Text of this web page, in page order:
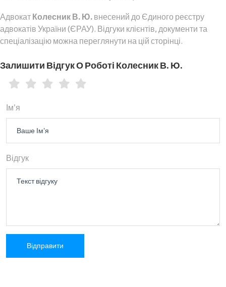
Адвокат Колесник В. Ю. внесений до Єдиного реєстру
адвокатів України (ЄРАУ). Відгуки клієнтів, документи та
спеціалізацію можна переглянути на цій сторінці.
Залишити Відгук О Роботі Колесник В. Ю.
Ім'я
Відгук